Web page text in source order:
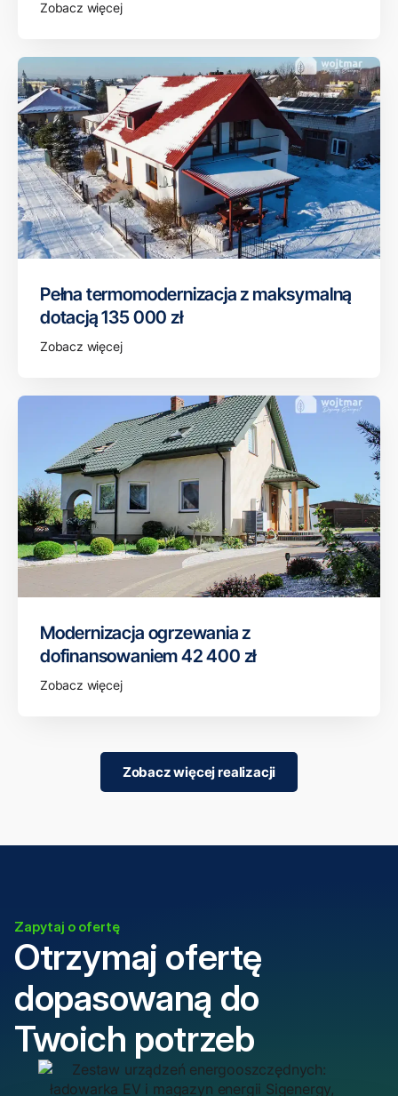
Zobacz więcej
Pełna termomodernizacja z maksymalną
dotacją 135 000 zł
Zobacz więcej
Modernizacja ogrzewania z
dofinansowaniem 42 400 zł
Zobacz więcej
Zobacz więcej realizacji
Zapytaj o ofertę
Otrzymaj ofertę
dopasowaną do
Twoich potrzeb